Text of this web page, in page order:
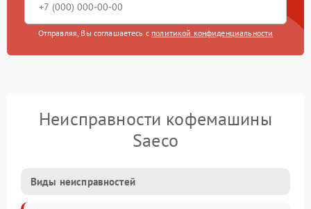
Отправляя, Вы соглашаетесь с политикой конфиденциальности
Неисправности кофемашины
Saeco
Виды неисправностей